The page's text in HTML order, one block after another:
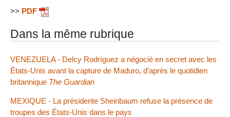
>> PDF
Dans la même rubrique
VENEZUELA - Delcy Rodríguez a négocié en secret avec les
États-Unis avant la capture de Maduro, d’après le quotidien
britannique The Guardian
MEXIQUE - La présidente Sheinbaum refuse la présence de
troupes des États-Unis dans le pays